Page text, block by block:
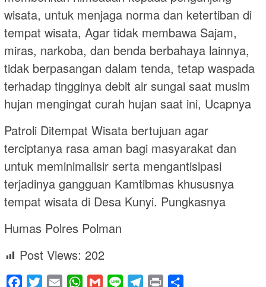
wisata, untuk menjaga norma dan ketertiban di
tempat wisata, Agar tidak membawa Sajam,
miras, narkoba, dan benda berbahaya lainnya,
tidak berpasangan dalam tenda, tetap waspada
terhadap tingginya debit air sungai saat musim
hujan mengingat curah hujan saat ini, Ucapnya
Patroli Ditempat Wisata bertujuan agar
terciptanya rasa aman bagi masyarakat dan
untuk meminimalisir serta mengantisipasi
terjadinya gangguan Kamtibmas khususnya
tempat wisata di Desa Kunyi. Pungkasnya
Humas Polres Polman
Post Views: 202
Facebook
Twitter Email WhatsApp
Gmail Line Telegram
Print